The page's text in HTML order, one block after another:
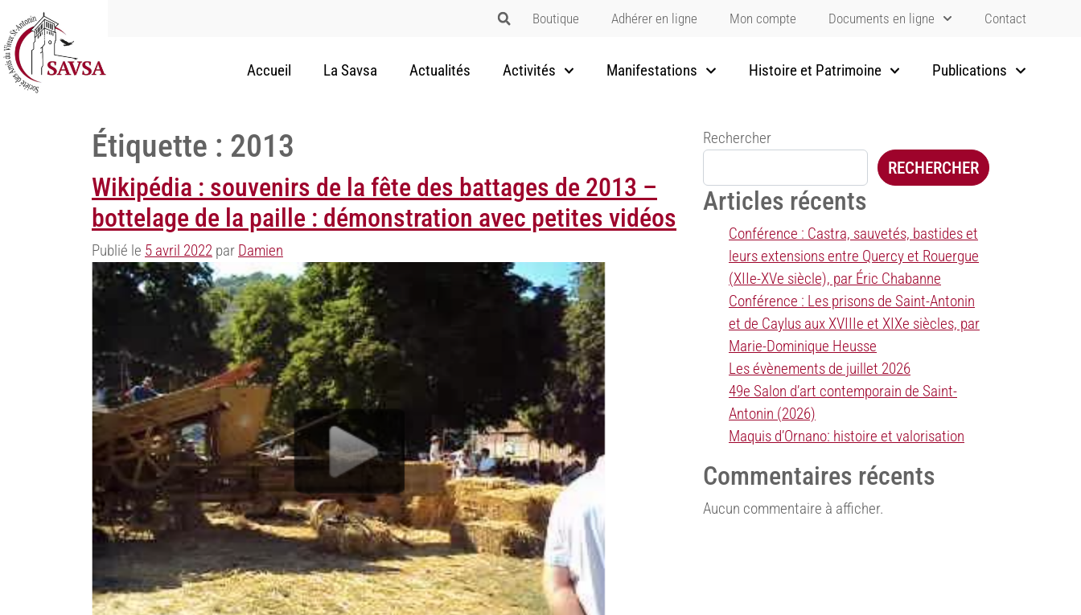
Boutique Adhérer en ligne Mon compte Documents en ligne Contact
Accueil La Savsa Actualités Activités Manifestations Histoire et Patrimoine Publications
Étiquette : 2013
Wikipédia : souvenirs de la fête des battages de 2013 –
bottelage de la paille : démonstration avec petites vidéos
Publié le 5 avril 2022 par Damien
Rechercher
RECHERCHER
Articles récents
Conférence : Castra, sauvetés, bastides et
leurs extensions entre Quercy et Rouergue
(XIIe-XVe siècle), par Éric Chabanne
Conférence : Les prisons de Saint-Antonin
et de Caylus aux XVIIIe et XIXe siècles, par
Marie-Dominique Heusse
Les évènements de juillet 2026
49e Salon d’art contemporain de Saint-
Antonin (2026)
Maquis d’Ornano: histoire et valorisation
Commentaires récents
Aucun commentaire à afficher.